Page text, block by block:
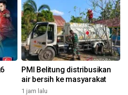
PMI Belitung distribusikan
air bersih ke masyarakat
1 jam lalu